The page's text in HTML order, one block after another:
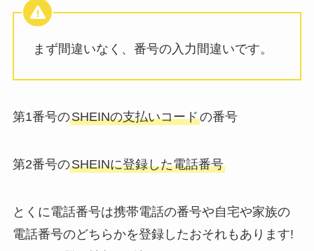
まず間違いなく、番号の入力間違いです。
第1番号のSHEINの支払いコードの番号
第2番号のSHEINに登録した電話番号
とくに電話番号は携帯電話の番号や自宅や家族の
電話番号のどちらかを登録したおそれもあります!